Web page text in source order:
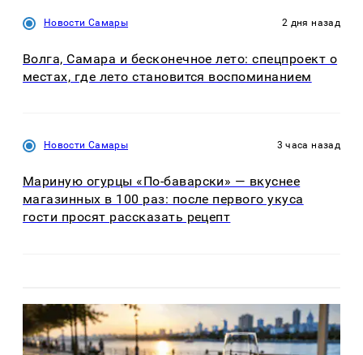
Новости Самары 2 дня назад
Волга, Самара и бесконечное лето: спецпроект о
местах, где лето становится воспоминанием
Новости Самары 3 часа назад
Мариную огурцы «По-баварски» — вкуснее
магазинных в 100 раз: после первого укуса
гости просят рассказать рецепт